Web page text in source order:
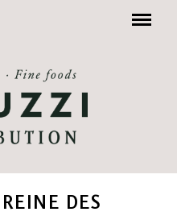
Menu
DES